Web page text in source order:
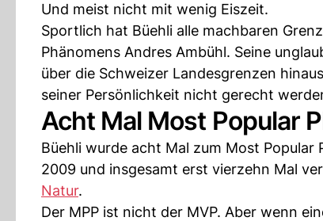
Und meist nicht mit wenig Eiszeit.
Sportlich hat Büehli alle machbaren
Phänomens Andres Ambühl. Seine
über die Schweizer Landesgrenzen
seiner Persönlichkeit nicht gerecht
Acht Mal Most Popular
Büehli wurde acht Mal zum Most
2009 und insgesamt erst vierzehn Mal
Natur.
Der MPP ist nicht der MVP. Aber wenn